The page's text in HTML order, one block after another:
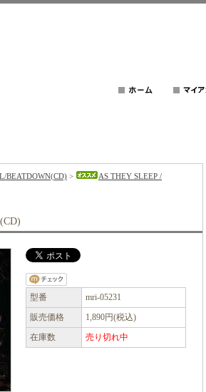
BEATDOWN(CD) >
AS THEY SLEEP /
型番
mri-05231
販売価格
1,890円(税込)
在庫数
売り切れ中